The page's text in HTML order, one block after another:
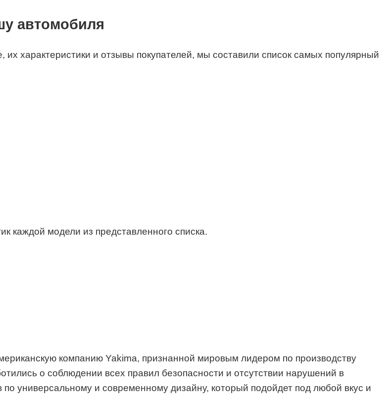
автомобиля
характеристики и отзывы покупателей, мы составили список самых популярный
каждой модели из представленного списка.
компанию Yakima, признанной мировым лидером по производству
о соблюдении всех правил безопасности и отсутствии нарушений в
универсальному и современному дизайну, который подойдет под любой вкус и